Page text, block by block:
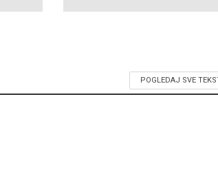
POGLEDAJ SVE